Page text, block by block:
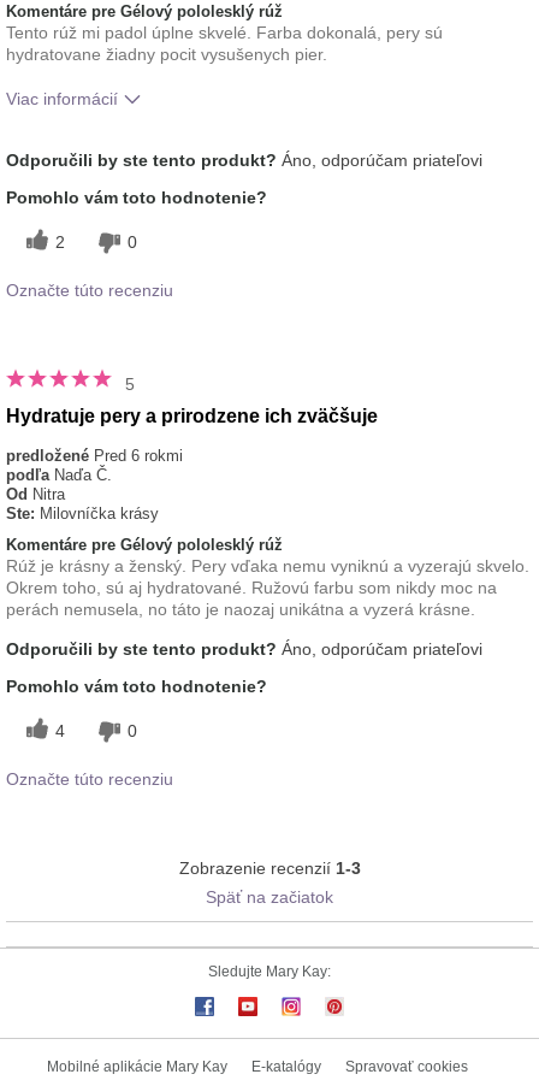
Komentáre pre Gélový pololesklý rúž
Tento rúž mi padol úplne skvelé. Farba dokonalá, pery sú
hydratovane žiadny pocit vysušenych pier.
Viac informácií
značkami dekoratívnej kozmetiky, ktoré ste
vyskúšali?
Odporučili by ste tento produkt? Áno, odporúčam priateľovi
Pomohlo vám toto hodnotenie?
2 0
Označte túto recenziu
5
Hydratuje pery a prirodzene ich zväčšuje
predložené Pred 6 rokmi
podľa Naďa Č.
Od Nitra
Ste: Milovníčka krásy
Komentáre pre Gélový pololesklý rúž
Rúž je krásny a ženský. Pery vďaka nemu vyniknú a vyzerajú skvelo.
Okrem toho, sú aj hydratované. Ružovú farbu som nikdy moc na
perách nemusela, no táto je naozaj unikátna a vyzerá krásne.
Odporučili by ste tento produkt? Áno, odporúčam priateľovi
Pomohlo vám toto hodnotenie?
4 0
Označte túto recenziu
Zobrazenie recenzií 1-3
Späť na začiatok
Sledujte Mary Kay:
Mobilné aplikácie Mary Kay E-katalógy Spravovať cookies